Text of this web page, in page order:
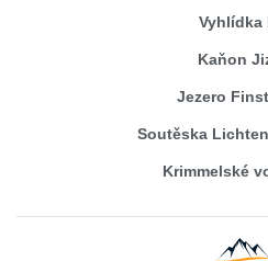
Vyhlídka
Kaňon
Jezero
Soutěska
Krimmelské